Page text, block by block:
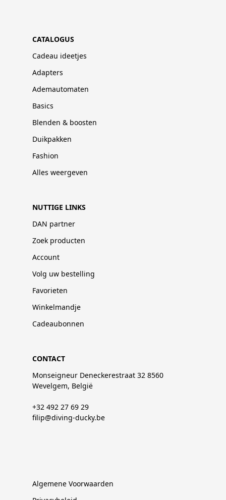
CATALOGUS
Cadeau ideetjes
Adapters
Ademautomaten
Basics
Blenden & boosten
Duikpakken
Fashion
Alles weergeven
NUTTIGE LINKS
DAN partner
Zoek producten
Account
Volg uw bestelling
Favorieten
Winkelmandje
Cadeaubonnen
CONTACT
Monseigneur Deneckerestraat 32 8560
Wevelgem, België
+32 492 27 69 29
filip@diving-ducky.be
Algemene Voorwaarden